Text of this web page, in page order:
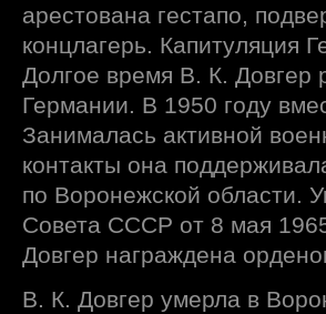
арестована гестапо,
концлагерь. Капитуляция
Долгое время В. К. Довгер
Германии. В 1950 году
Занималась активной
контакты она
по Воронежской области.
Совета СССР от 8 мая
Довгер награждена
В. К. Довгер умерла в